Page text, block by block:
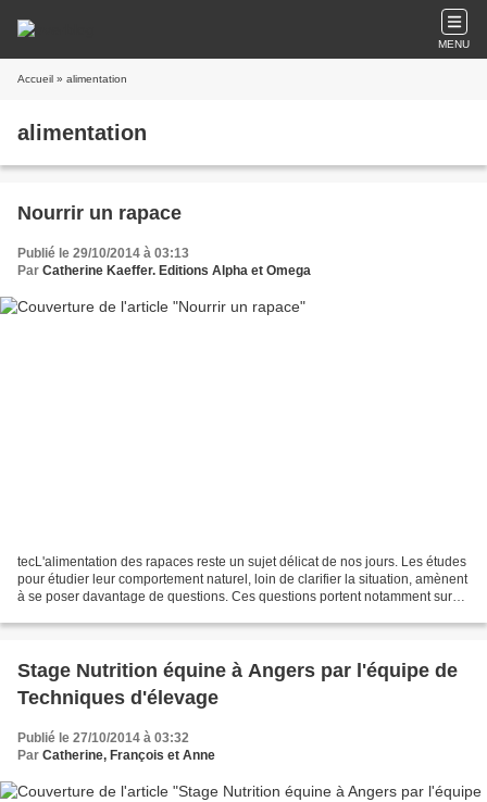
MENU
Accueil » alimentation
alimentation
Nourrir un rapace
Publié le 29/10/2014 à 03:13
Par Catherine Kaeffer. Editions Alpha et Omega
tecL'alimentation des rapaces reste un sujet délicat de nos jours. Les études
pour étudier leur comportement naturel, loin de clarifier la situation, amènent
à se poser davantage de questions. Ces questions portent notamment sur
Stage Nutrition équine à Angers par l'équipe de
Techniques d'élevage
Publié le 27/10/2014 à 03:32
Par Catherine, François et Anne